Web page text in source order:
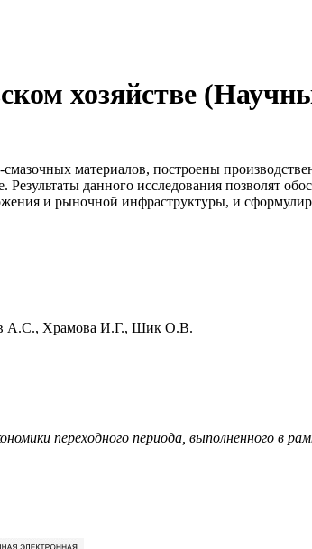
хозяйстве
материалов, построены
данного исследования позволят
и рыночной инфраструктуры, и
А.С., Храмова И.Г., Шик О.В.
переходного периода, выполненного в